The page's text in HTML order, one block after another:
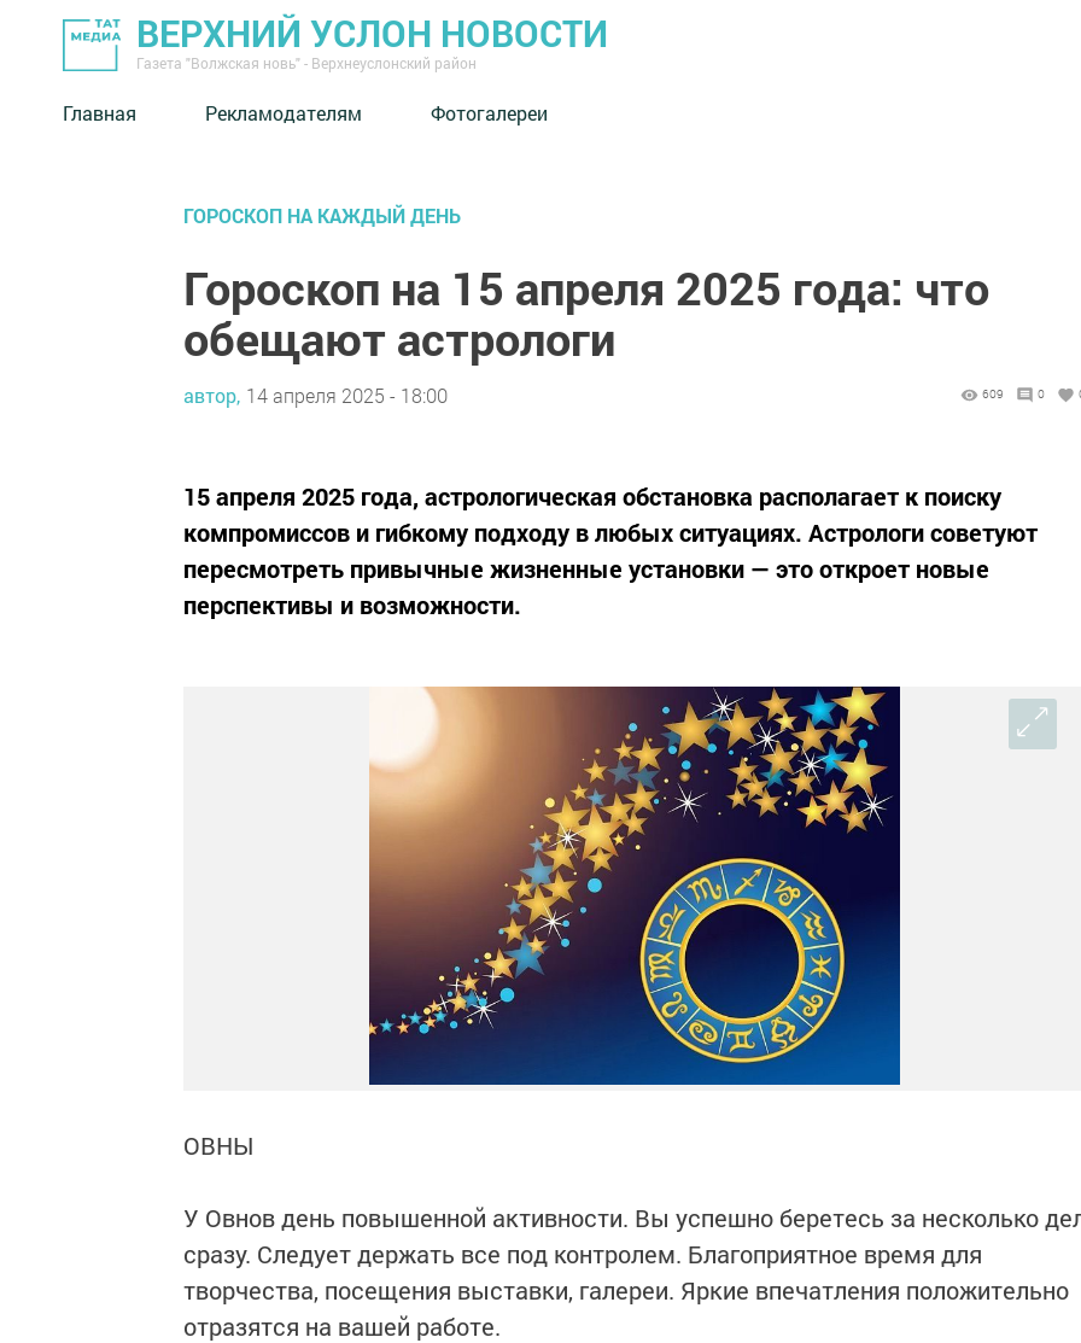
ВЕРХНИЙ УСЛОН НОВОСТИ
Газета "Волжская новь" - Верхнеуслонский район
Главная Рекламодателям Фотогалереи
ГОРОСКОП НА КАЖДЫЙ ДЕНЬ
Гороскоп на 15 апреля 2025 года: что
обещают астрологи
автор, 14 апреля 2025 - 18:00 609 0
15 апреля 2025 года, астрологическая обстановка располагает к поиску
компромиссов и гибкому подходу в любых ситуациях. Астрологи советуют
пересмотреть привычные жизненные установки — это откроет новые
перспективы и возможности.
ОВНЫ
У Овнов день повышенной активности. Вы успешно беретесь за несколько
сразу. Следует держать все под контролем. Благоприятное время для
творчества, посещения выставки, галереи. Яркие впечатления положительно
отразятся на вашей работе.